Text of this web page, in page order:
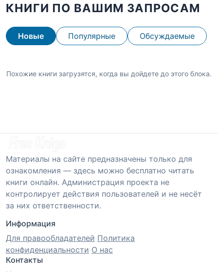
КНИГИ ПО ВАШИМ ЗАПРОСАМ
Новые Популярные Обсуждаемые
Похожие книги загрузятся, когда вы дойдете до этого блока.
Материалы на сайте предназначены только для
ознакомления — здесь можно бесплатно читать
книги онлайн. Администрация проекта не
контролирует действия пользователей и не несёт
за них ответственности.
Информация
Для правообладателей Политика
конфиденциальности О нас
Контакты